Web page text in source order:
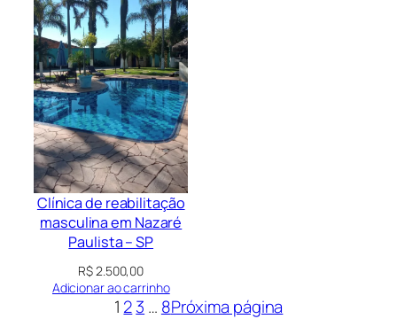
Clínica de reabilitação
masculina em Nazaré
Paulista – SP
R$2.500,00
Adicionar ao carrinho
1 23 … 8Próxima página